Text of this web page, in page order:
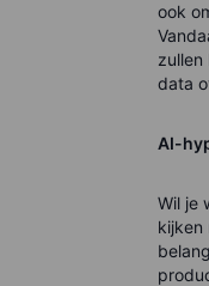
ook
zullen
data
AI-
Wil je
kijken